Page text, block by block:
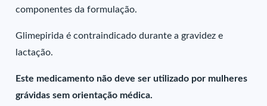
componentes da formulação.
Glimepirida é contraindicado durante a gravidez e
lactação.
Este medicamento não deve ser utilizado por mulheres
grávidas sem orientação médica.